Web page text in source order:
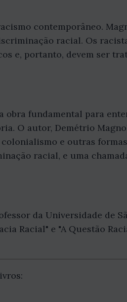
contemporâneo.
racial. Os
e, portanto, devem ser
obra fundamental para
O autor, Demétrio
e outras
racial, e uma
da Universidade de
Racial" e "A Questão